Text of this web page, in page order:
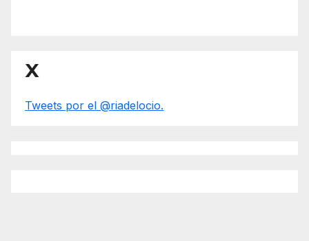
X
Tweets por el @riadelocio.